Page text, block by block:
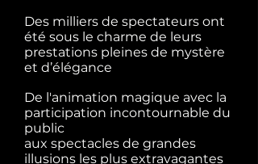
Des milliers de spectateurs ont
été sous le charme de leurs
prestations pleines de mystère
et d’élégance
De l'animation magique avec la
participation incontournable du
public
aux spectacles de grandes
illusions les plus extravagantes